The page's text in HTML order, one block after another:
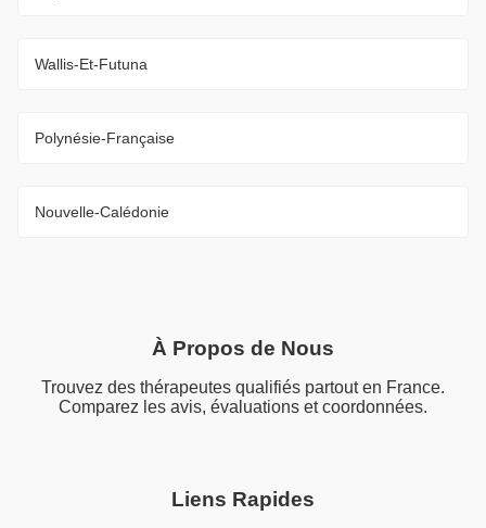
Wallis-Et-Futuna
Polynésie-Française
Nouvelle-Calédonie
À Propos de Nous
Trouvez des thérapeutes qualifiés partout en France.
Comparez les avis, évaluations et coordonnées.
Liens Rapides